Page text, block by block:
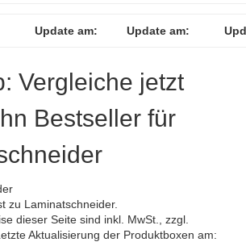
Update am: Update am:
Vergleiche jetzt
Bestseller für
zu Laminatschneider.
dieser Seite sind inkl. MwSt., zzgl.
Aktualisierung der Produktboxen am: